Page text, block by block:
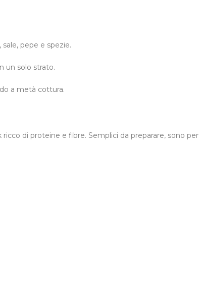
pepe e spezie.
un solo strato.
a metà cottura.
di proteine e fibre. Semplici da preparare, sono